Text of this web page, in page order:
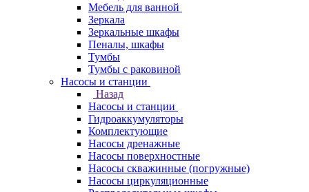
Мебель для ванной
Зеркала
Зеркальные шкафы
Пеналы, шкафы
Тумбы
Тумбы с раковиной
Насосы и станции
Назад
Насосы и станции
Гидроаккумуляторы
Комплектующие
Насосы дренажные
Насосы поверхностные
Насосы скважинные (погружные)
Насосы циркуляционные